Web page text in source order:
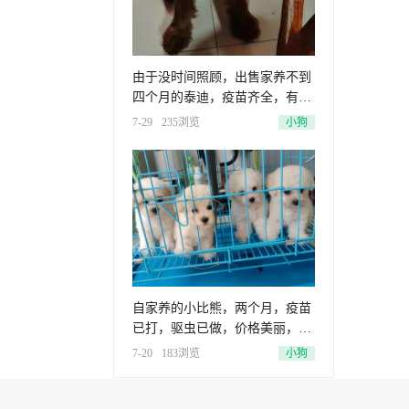
由于没时间照顾，出售家养不到
四个月的泰迪，疫苗齐全，有兴
趣的
7-29 235浏览 小狗
自家养的小比熊，两个月，疫苗
已打，驱虫已做，价格美丽，欢
迎咨
7-20 183浏览 小狗